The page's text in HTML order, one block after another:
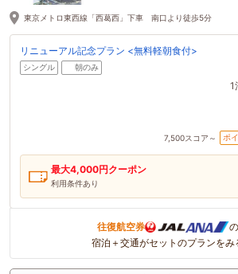
東京メトロ東西線「西葛西」下車 南口より徒歩5分
リニューアル記念プラン <無料軽朝食付>
シングル 朝のみ
1
7,500スコア～ ポ
最大4,000円クーポン
利用条件あり
往復航空券
の
宿泊＋交通がセットのプランをみ